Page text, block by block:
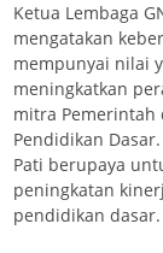
Ketua Lembaga
mengatakan
mempunyai nilai
meningkatkan
mitra Pemerintah
Pendidikan
Pati berupaya
peningkatan
pendidikan dasar.